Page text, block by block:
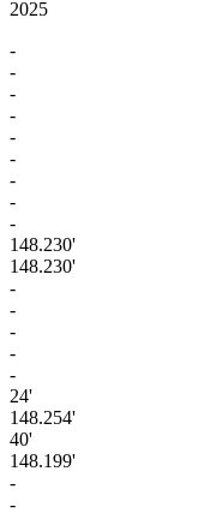
2025
-
-
-
-
-
-
-
-
-
148.230'
148.230'
-
-
-
-
-
24'
148.254'
40'
148.199'
-
-